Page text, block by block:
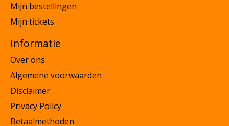
Mijn bestellingen
Mijn tickets
Informatie
Over ons
Algemene voorwaarden
Disclaimer
Privacy Policy
Betaalmethoden